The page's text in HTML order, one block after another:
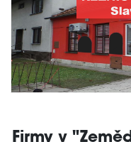
Firmy v